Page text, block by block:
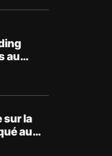
au
sur la
au